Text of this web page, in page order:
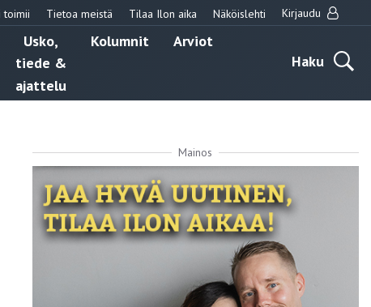
toimii Tietoa meistä Tilaa Ilon aika Näköislehti Kirjaudu
Usko,
tiede &
ajattelu
Kolumnit
Arviot
Haku
Mainos